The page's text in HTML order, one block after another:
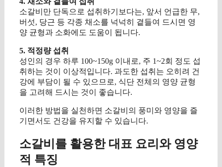
소갈비만 단독으로 섭취하기보다는, 앞서 언급한 무,
버섯, 당근 등 각종 채소를 넉넉히 곁들여 드시면 영
양 균형과 소화에도 도움이 됩니다.
5. 적정량 섭취
성인의 경우 하루 100~150g 이내로, 주 1~2회 정도 섭
취하는 것이 이상적입니다. 과도한 섭취는 오히려 건
강에 부담이 될 수 있으므로, 식단 전체의 영양 균형
을 고려해 드시는 것이 좋습니다.
이러한 방법을 실천하면 소갈비의 풍미와 영양을 즐
기면서도 건강을 유지할 수 있습니다.
소갈비를 활용한 대표 요리와 영양
적 특징